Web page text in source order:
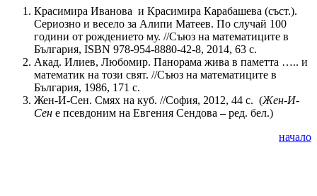
Красимира Иванова и Красимира Карабашева (съст.).
Сериозно и весело за Алипи Матеев. По случай 100
години от рождението му. //Съюз на математиците в
България, ISBN 978-954-8880-42-8, 2014, 63 с.
Акад. Илиев, Любомир. Панорама жива в паметта ….. и
математик на този свят. //Съюз на математиците в
България, 1986, 171 с.
Жен-И-Сен. Смях на куб. //София, 2012, 44 с. (Жен-И-
Сен е псевдоним на Евгения Сендова–ред. бел.)
начало